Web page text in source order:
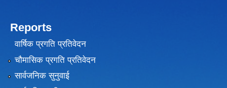
Reports
वार्षिक प्रगति प्रतिवेदन
चौमासिक प्रगति प्रतिवेदन
सार्वजनिक सुनुवाई